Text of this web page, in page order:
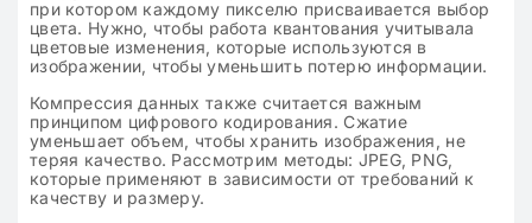
при котором каждому пикселю присваивается выбор
цвета. Нужно, чтобы работа квантования учитывала
цветовые изменения, которые используются в
изображении, чтобы уменьшить потерю информации.
Компрессия данных также считается важным
принципом цифрового кодирования. Сжатие
уменьшает объем, чтобы хранить изображения, не
теряя качество. Рассмотрим методы: JPEG, PNG,
которые применяют в зависимости от требований к
качеству и размеру.